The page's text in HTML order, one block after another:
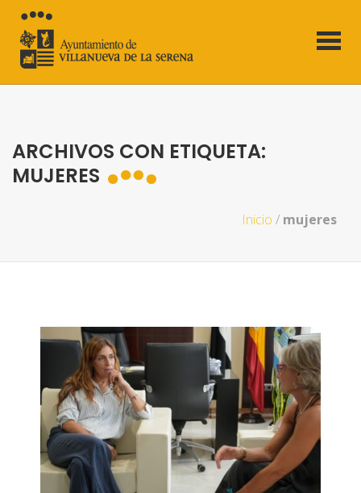
ARCHIVOS CON ETIQUETA:
MUJERES
Inicio / mujeres